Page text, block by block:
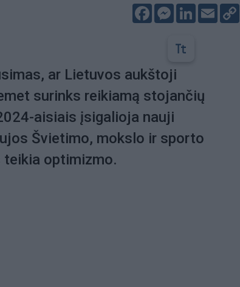
FacebookMessenger
LinkedIn
Email
ar Lietuvos aukštoji
surinks reikiamą stojančių
aisiais įsigalioja nauji
Švietimo, mokslo ir sporto
optimizmo.